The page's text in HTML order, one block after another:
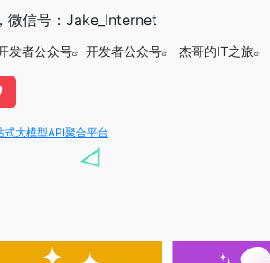
微信号：Jake_Internet
发者公众号 开发者公众号 杰哥的IT之旅
聚合平台